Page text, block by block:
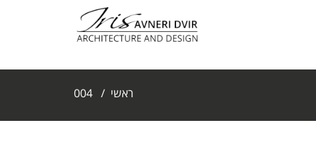
ראשי /
004